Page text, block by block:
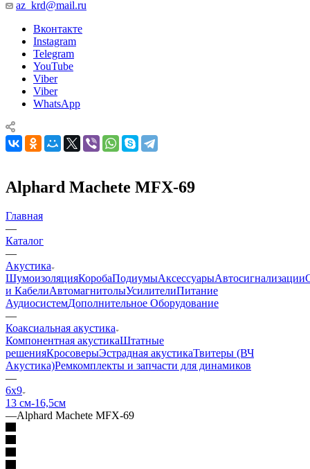
az_krd@mail.ru
Вконтакте
Instagram
Telegram
YouTube
Viber
Viber
WhatsApp
Alphard Machete MFX-69
Главная
—
Каталог
—
Акустика
ШумоизоляцияКоробаПодиумыАксессуарыАвтосигнализации
и КабелиАвтомагнитолыУсилителиПитание
АудиосистемДополнительное Оборудование
—
Коаксиальная акустика
Компонентная акустикаШтатные
решенияКросоверыЭстрадная акустикаТвитеры (ВЧ
Акустика)Ремкомплекты и запчасти для динамиков
—
6х9
13 см-16,5см
—Alphard Machete MFX-69